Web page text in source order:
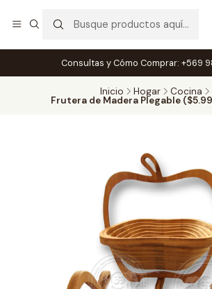
Consultas y Cómo Comprar: +569
Inicio Hogar Cocina
Frutera de Madera Plegable